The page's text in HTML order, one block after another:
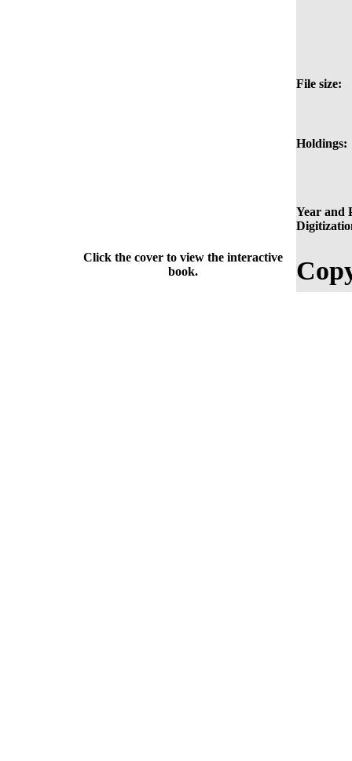
File size:
Holdings:
Year and
Click the cover to view the interactive
book.